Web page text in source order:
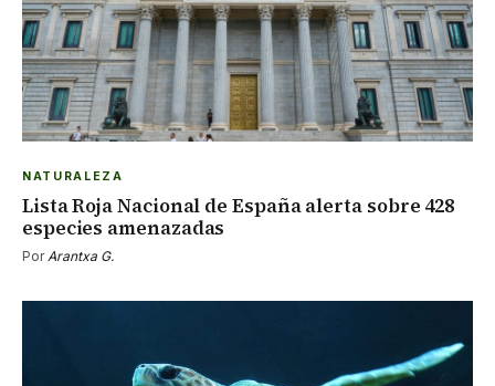
NATURALEZA
Lista Roja Nacional de España alerta sobre 428
especies amenazadas
PorArantxa G.